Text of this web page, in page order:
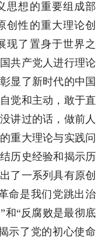
思想的重要组成部
创性的重大理论创
现了置身于世界之
共产党人进行理论
显了新时代的中国
觉和主动，敢于直
讲过的话，做前人
重大理论与实践问
历史经验和揭示历
了一系列具有原创
命是我们党跳出治
和“反腐败是最彻底
示了党的初心使命